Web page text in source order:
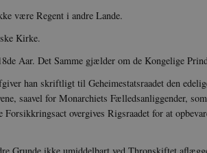
være Regent i andre Lande.
Kirke.
Aar. Det Samme gjælder om de Kongelige
han skrift­ligt til Geheimestatsraadet den
saavel for Monarchiets Fælledsanliggen­der,
overgives Rigsraadet for at
Grunde ikke umiddelbart ved Thronskiftet